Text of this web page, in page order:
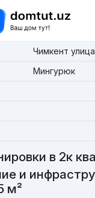
Чимкент
Мингурюк
в 2к
и
м²